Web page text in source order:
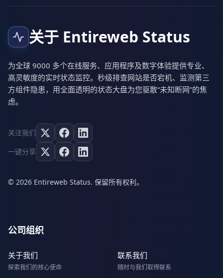
关于 Entireweb Status
为全球 9000 多个在线服务、应用程序及数字体验提供专业、
高灵敏度的实时状态监控。秒级排查网站是否宕机、监测第三
方组件隐患，用全面透明的状态大盘为您驱散“未知断网”的焦
虑。
关注我们
一键分享
© 2026 Entireweb Status. 保留所有权利。
公司组织
关于我们
探索我们的核心使命
联系我们
随时与我们取得联系